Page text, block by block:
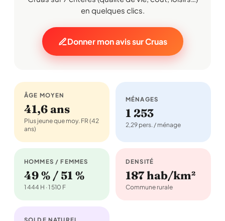
en quelques clics.
Donner mon avis sur Cruas
ÂGE MOYEN
41,6 ans
Plus jeune que moy. FR (42
ans)
MÉNAGES
1 253
2,29 pers. / ménage
HOMMES / FEMMES
49 % / 51 %
1 444 H · 1 510 F
DENSITÉ
187 hab/km²
Commune rurale